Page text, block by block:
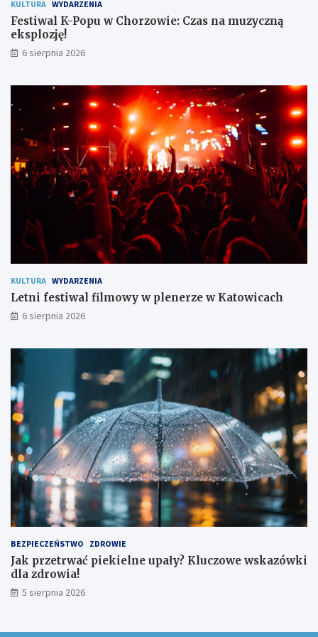
c
z
e
ń
o
m
e
s
z
p
l
o
z
KULTURA WYDARZENIA
Festiwal K-Popu w Chorzowie: Czas na muzyczną
eksplozję!
6 sierpnia 2026
KULTURA WYDARZENIA
Letni festiwal filmowy w plenerze w Katowicach
6 sierpnia 2026
BEZPIECZEŃSTWO ZDROWIE
Jak przetrwać piekielne upały? Kluczowe wskazówki
dla zdrowia!
5 sierpnia 2026